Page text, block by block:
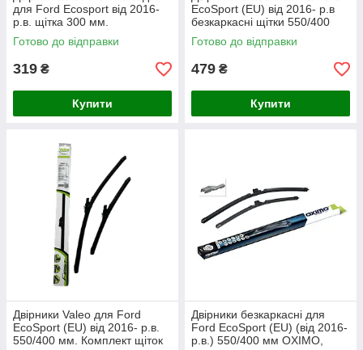
для Ford Ecosport від 2016-
р.в. щітка 300 мм.
Denckermann
Готово до відправки
319 ₴
Купити
EcoSport (EU) від 2016- р.в
безкаркасні щітки 550/400
мм. Armer (комплект 2 шт.)
Готово до відправки
479 ₴
Купити
Двірники Valeo для Ford
EcoSport (EU) від 2016- р.в.
550/400 мм. Комплект щіток
Двірники безкаркасні для
Ford EcoSport (EU) (від 2016-
р.в.) 550/400 мм OXIMO,